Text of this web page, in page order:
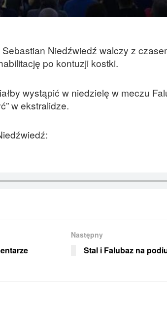
Niedźwiedź walczy z
po kontuzji kostki.
wystąpić w niedzielę w meczu
w ekstralidze.
Następny
Stal i Falubaz na